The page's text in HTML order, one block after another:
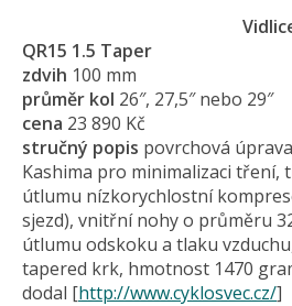
QR15 1.5 Taper
zdvih 100 mm
průměr kol 26″, 27,5″ nebo 29″
cena 23 890 Kč
stručný popis povrchová
Kashima pro minimalizaci tření,
útlumu nízkorychlostní
sjezd), vnitřní nohy o průměru
útlumu odskoku a tlaku
tapered krk, hmotnost 1470
dodal [http://www.cyklosvec.cz/]